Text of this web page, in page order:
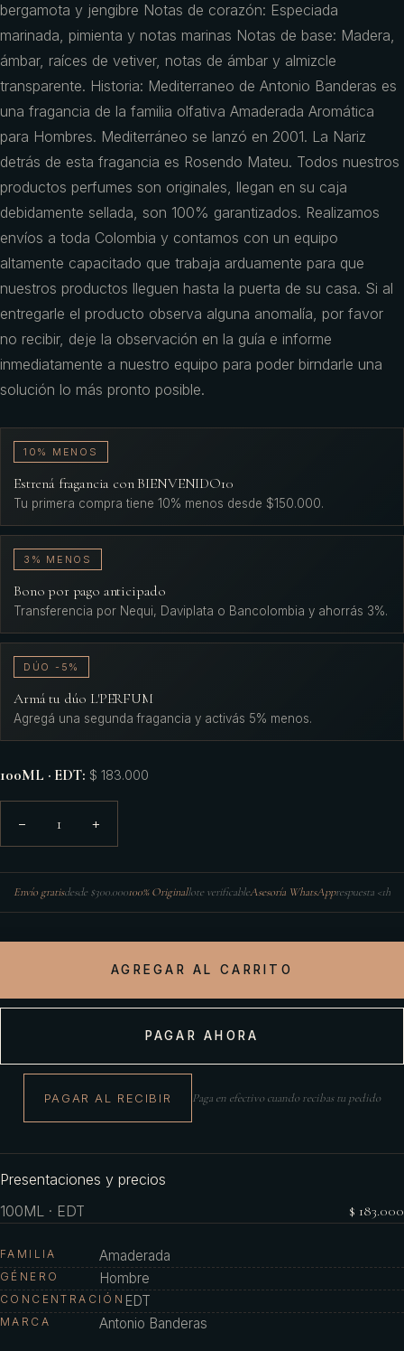
bergamota y jengibre Notas de corazón: Especiada
marinada, pimienta y notas marinas Notas de base: Madera,
ámbar, raíces de vetiver, notas de ámbar y almizcle
transparente. Historia: Mediterraneo de Antonio Banderas es
una fragancia de la familia olfativa Amaderada Aromática
para Hombres. Mediterráneo se lanzó en 2001. La Nariz
detrás de esta fragancia es Rosendo Mateu. Todos nuestros
productos perfumes son originales, llegan en su caja
debidamente sellada, son 100% garantizados. Realizamos
envíos a toda Colombia y contamos con un equipo
altamente capacitado que trabaja arduamente para que
nuestros productos lleguen hasta la puerta de su casa. Si al
entregarle el producto observa alguna anomalía, por favor
no recibir, deje la observación en la guía e informe
inmediatamente a nuestro equipo para poder birndarle una
solución lo más pronto posible.
10% MENOS
Estrená fragancia con BIENVENIDO10
Tu primera compra tiene 10% menos desde $150.000.
3% MENOS
Bono por pago anticipado
Transferencia por Nequi, Daviplata o Bancolombia y ahorrás 3%.
DÚO -5%
Armá tu dúo L'PERFUM
Agregá una segunda fragancia y activás 5% menos.
100ML · EDT: $ 183.000
− 1 +
Envío gratisdesde $300.000100% Originallote verificableAsesoría WhatsApprespuesta <1h
AGREGAR AL CARRITO
PAGAR AHORA
PAGAR AL RECIBIR Paga en efectivo cuando recibas tu pedido
Presentaciones y precios
100ML · EDT
$ 183.000
FAMILIA Amaderada
GÉNERO Hombre
CONCENTRACIÓN EDT
MARCA Antonio Banderas